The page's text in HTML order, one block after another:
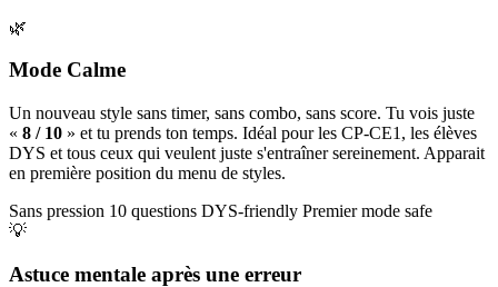
🌿
Mode Calme
Un nouveau style sans timer, sans combo, sans score. Tu vois juste
« 8 / 10 » et tu prends ton temps. Idéal pour les CP-CE1, les élèves
DYS et tous ceux qui veulent juste s'entraîner sereinement. Apparait
en première position du menu de styles.
Sans pression 10 questions DYS-friendly Premier mode safe
💡
Astuce mentale après une erreur